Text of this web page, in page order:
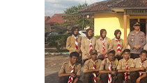
LAMPUNG TENGAH
LAMPUNG UTARA
LAMPUNG TIMUR
ADVETORIAL